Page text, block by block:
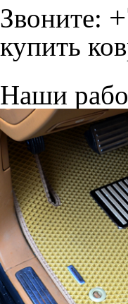
Звоните:
купить
Наши